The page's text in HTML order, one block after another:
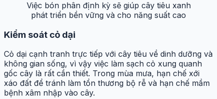
Việc bón phân định kỳ sẽ giúp cây tiêu xanh
phát triển bền vững và cho năng suất cao
Kiểm soát cỏ dại
Cỏ dại cạnh tranh trực tiếp với cây tiêu về dinh dưỡng và
không gian sống, vì vậy việc làm sạch cỏ xung quanh
gốc cây là rất cần thiết. Trong mùa mưa, hạn chế xới
xáo đất để tránh làm tổn thương bộ rễ và hạn chế mầm
bệnh xâm nhập vào cây.